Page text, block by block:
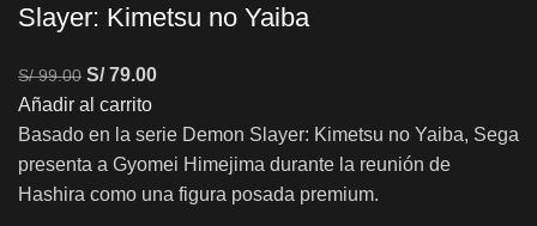
Slayer: Kimetsu no Yaiba
S/99.00 S/79.00
Añadir al carrito
Basado en la serie Demon Slayer: Kimetsu no Yaiba, Sega
presenta a Gyomei Himejima durante la reunión de
Hashira como una figura posada premium.